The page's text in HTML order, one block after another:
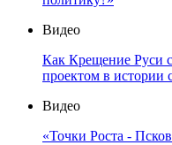
Видео
Как Крещение Руси
проектом в истории
Видео
«Точки Роста -